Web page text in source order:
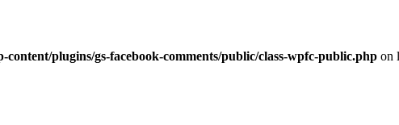
plugins/gs-facebook-comments/public/class-wpfc-public.php on